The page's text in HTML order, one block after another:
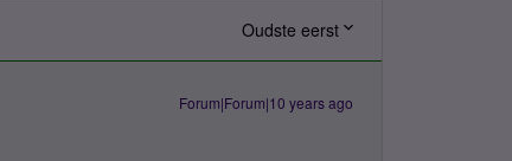
Oudste eerst
Forum|Forum|10 years ago